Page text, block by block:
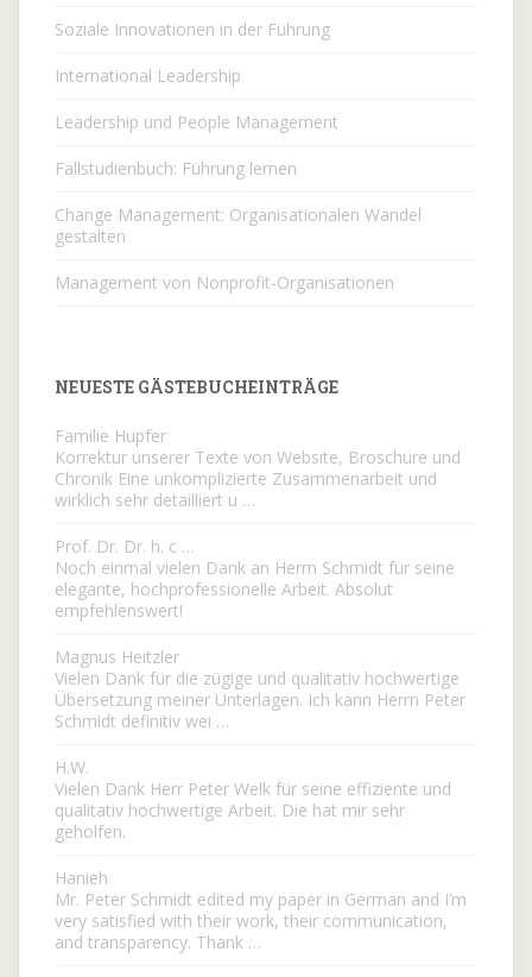
Soziale Innovationen in der Führung
International Leadership
Leadership und People Management
Fallstudienbuch: Führung lernen
Change Management: Organisationalen Wandel
gestalten
Management von Nonprofit-Organisationen
NEUESTE GÄSTEBUCHEINTRÄGE
Familie Hupfer
Korrektur unserer Texte von Website, Broschüre und
Chronik Eine unkomplizierte Zusammenarbeit und
wirklich sehr detailliert u …
Prof. Dr. Dr. h. c …
Noch einmal vielen Dank an Herrn Schmidt für seine
elegante, hochprofessionelle Arbeit. Absolut
empfehlenswert!
Magnus Heitzler
Vielen Dank für die zügige und qualitativ hochwertige
Übersetzung meiner Unterlagen. Ich kann Herrn Peter
Schmidt definitiv wei …
H.W.
Vielen Dank Herr Peter Welk für seine effiziente und
qualitativ hochwertige Arbeit. Die hat mir sehr
geholfen.
Hanieh
Mr. Peter Schmidt edited my paper in German and I’m
very satisfied with their work, their communication,
and transparency. Thank …